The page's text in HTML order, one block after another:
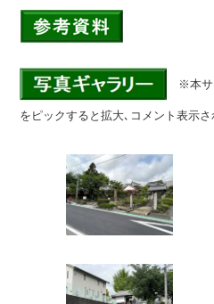
※本サ
をピックすると拡大､コメント表示さ